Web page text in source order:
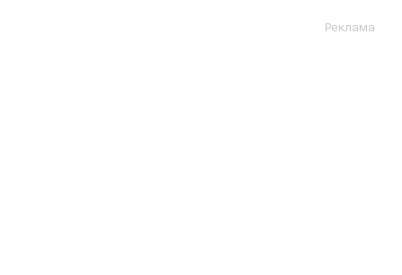
Реклама